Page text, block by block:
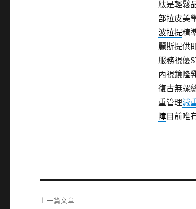
肽是輕鬆
部拉皮美
波拉提精
麗斯提供
服務視優
內視鏡隆
復古無螺
重管理減
障目前唯
上一篇文章